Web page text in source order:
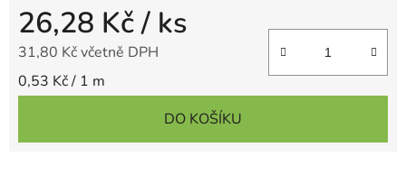
26,28 Kč/ ks
31,80 Kč včetně DPH
Měrná cena:
0,53 Kč / 1 m
DO KOŠÍKU